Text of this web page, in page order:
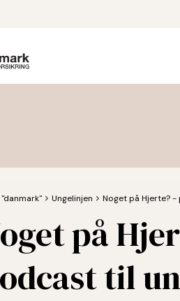
"danmark" chevron_forward Ungelinjen chevron_forward Noget på Hjerte?
på
til